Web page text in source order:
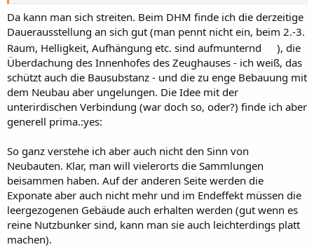
Die Verbindung von Museumsinsel, Zeughaus und "Pei-Bau" in
Berlin ist doch, aus meiner Sicht, auch gelungen;
Deutsches Historisches Museum Berlin
warum sollte das für das Stadtschloss nicht auch gelingen.
Da kann man sich streiten. Beim DHM finde ich die derzeitige
Dauerausstellung an sich gut (man pennt nicht ein, beim 2.-3.
Raum, Helligkeit, Aufhängung etc. sind aufmunternd
), die
Überdachung des Innenhofes des Zeughauses - ich weiß, das
schützt auch die Bausubstanz - und die zu enge Bebauung mit
dem Neubau aber ungelungen. Die Idee mit der
unterirdischen Verbindung (war doch so, oder?) finde ich aber
generell prima.:yes:
So ganz verstehe ich aber auch nicht den Sinn von
Neubauten. Klar, man will vielerorts die Sammlungen
beisammen haben. Auf der anderen Seite werden die
Exponate aber auch nicht mehr und im Endeffekt müssen die
leergezogenen Gebäude auch erhalten werden (gut wenn es
reine Nutzbunker sind, kann man sie auch leichterdings platt
machen).